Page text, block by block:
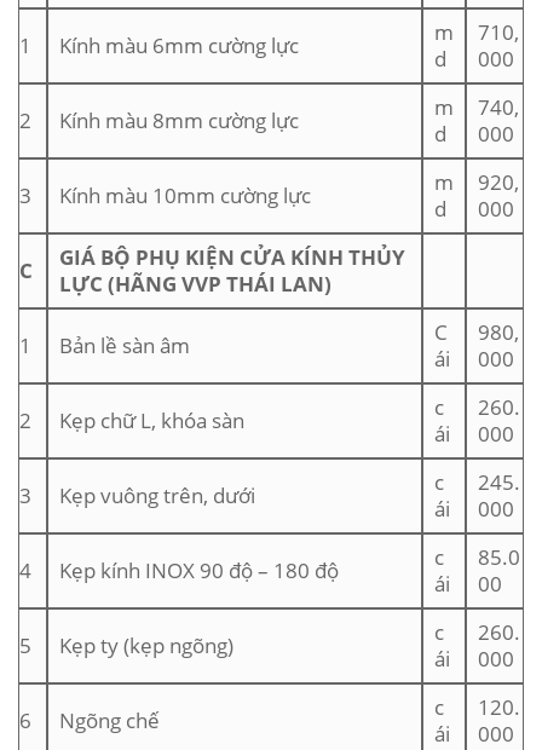
1 Kính màu 6mm cường lực
m
d
710,
000
2 Kính màu 8mm cường lực
m
d
740,
000
3 Kính màu 10mm cường lực
m
d
920,
000
C
GIÁ BỘ PHỤ KIỆN CỬA KÍNH THỦY
LỰC (HÃNG VVP THÁI LAN)
1 Bản lề sàn âm
C
ái
980,
000
2 Kẹp chữ L, khóa sàn
c
ái
260.
000
3 Kẹp vuông trên, dưới
c
ái
245.
000
4 Kẹp kính INOX 90 độ – 180 độ
c
ái
85.0
00
5 Kẹp ty (kẹp ngõng)
c
ái
260.
000
6 Ngõng chế
c
ái
120.
000